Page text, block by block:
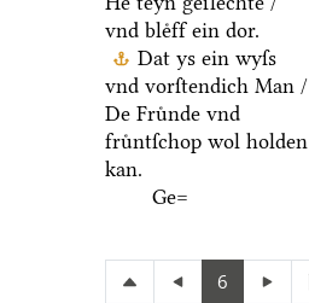
vnd bleͤff ein dor.
Dat ys ein wyſs
vnd vorſtendich Man /
De Fruͤnde vnd
fruͤntſchop wol holden
kan.
Ge=
6